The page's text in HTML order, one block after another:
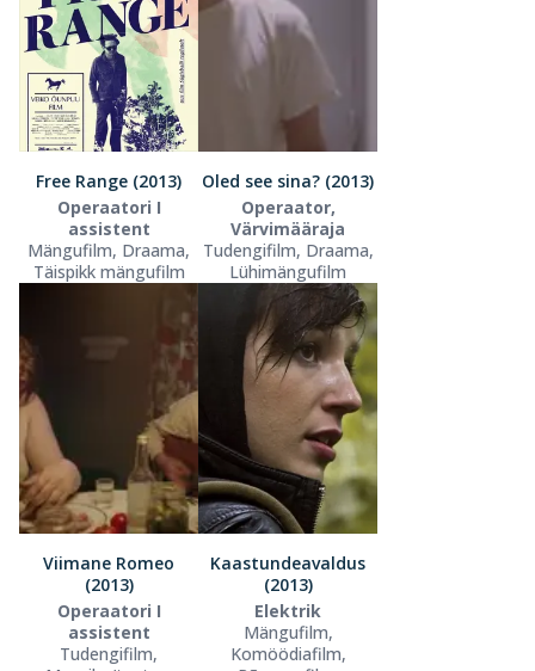
Free Range (2013)
Operaatori I
assistent
Mängufilm, Draama,
Täispikk mängufilm
Oled see sina? (2013)
Operaator,
Värvimääraja
Tudengifilm, Draama,
Lühimängufilm
Viimane Romeo
(2013)
Operaatori I
assistent
Tudengifilm,
Kaastundeavaldus
(2013)
Elektrik
Mängufilm,
Komöödiafilm,